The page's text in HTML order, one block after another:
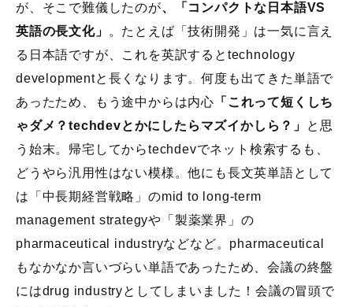
が、そこで難儀したのが、「コンパクトな日本語VS
英語の長文化」
。たとえば「技術開発」は一気に言え
る日本語ですが、これを英訳するとtechnology
developmentと長くなります。何度も出てきた単語で
あったため、もう途中からは内心 「これって短くしち
ゃダメ？techdevとかにしたらマズイかしら？」
と思
う始末。帰宅してからtechdevでネット検索するも、
どうやら汎用性はない模様。他にも長文英単語として
は「中長期経営戦略」のmid to long-term
management strategyや「製薬業界」の
pharmaceutical industryなどなど。pharmaceutical
もなかなか言いづらい単語であったため、会議の終盤
にはdrug industryとしてしまいました！会議の冒頭で